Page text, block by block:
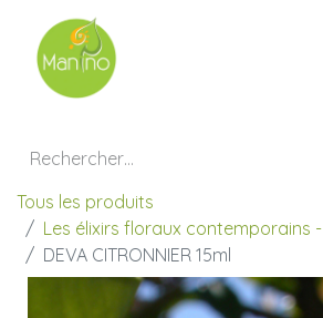
Tous les produits
Les élixirs floraux contemporains -
DEVA CITRONNIER 15ml